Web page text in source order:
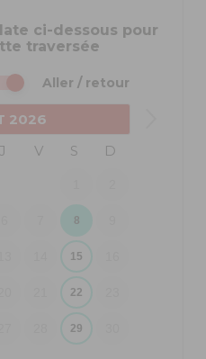
ci-dessous pour
traversée
Aller / retour
2026
J V S D
8
15
22
29